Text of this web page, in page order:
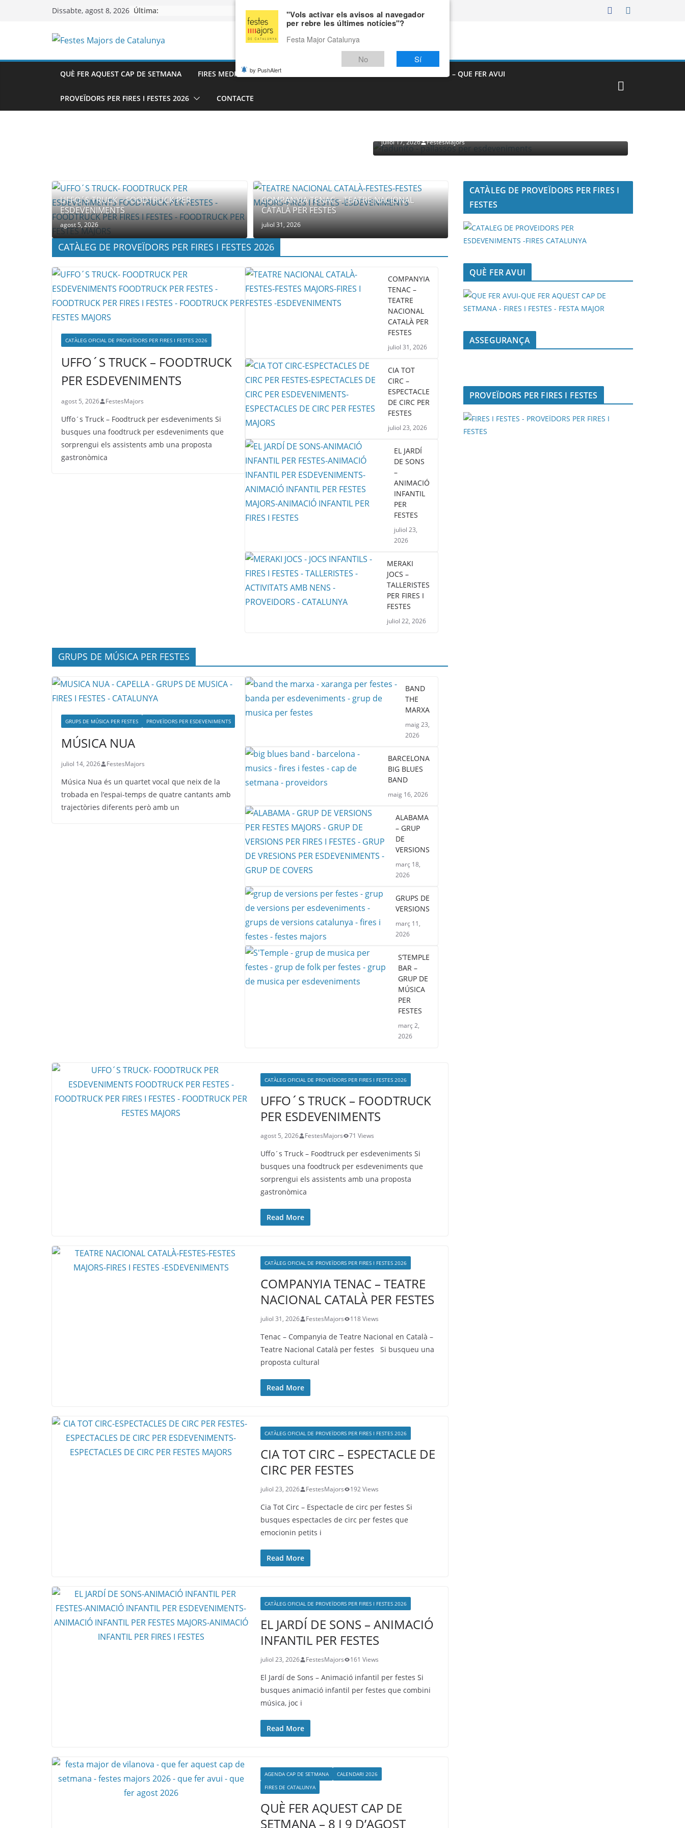
Dissabte, agost 8, 2026 Última:
QUÈ FER AQUEST CAP DE SETMANA FIRES MEDIEVALS – AGENDA DE FIRES MEDIEVALS 2026 FIRES I FESTES – QUE FER AVUI
PROVEÏDORS PER FIRES I FESTES 2026 CONTACTE
juliol 17, 2026 FestesMajors
UFFO´S TRUCK – FOODTRUCK PER
ESDEVENIMENTS
agost 5, 2026
COMPANYIA TENAC – TEATRE NACIONAL
CATALÀ PER FESTES
juliol 31, 2026
CATÀLEG DE PROVEÏDORS PER FIRES I FESTES 2026
CATÀLEG OFICIAL DE PROVEÏDORS PER FIRES I FESTES 2026
UFFO´S TRUCK – FOODTRUCK
PER ESDEVENIMENTS
agost 5, 2026 FestesMajors
Uffo´s Truck – Foodtruck per esdeveniments Si
busques una foodtruck per esdeveniments que
sorprengui els assistents amb una proposta
gastronòmica
COMPANYIA
TENAC –
TEATRE
NACIONAL
CATALÀ PER
FESTES
juliol 31, 2026
CIA TOT
CIRC –
ESPECTACLE
DE CIRC PER
FESTES
juliol 23, 2026
EL JARDÍ
DE SONS
–
ANIMACIÓ
INFANTIL
PER
FESTES
juliol 23,
2026
MERAKI
JOCS –
TALLERISTES
PER FIRES I
FESTES
juliol 22, 2026
GRUPS DE MÚSICA PER FESTES
GRUPS DE MÚSICA PER FESTES PROVEÏDORS PER ESDEVENIMENTS
MÚSICA NUA
juliol 14, 2026 FestesMajors
Música Nua és un quartet vocal que neix de la
trobada en l’espai-temps de quatre cantants amb
trajectòries diferents però amb un
BAND
THE
MARXA
maig 23,
2026
BARCELONA
BIG BLUES
BAND
maig 16, 2026
ALABAMA
– GRUP
DE
VERSIONS
març 18,
2026
GRUPS DE
VERSIONS
març 11,
2026
S’TEMPLE
BAR –
GRUP DE
MÚSICA
PER
FESTES
març 2,
2026
CATÀLEG OFICIAL DE PROVEÏDORS PER FIRES I FESTES 2026
UFFO´S TRUCK – FOODTRUCK
PER ESDEVENIMENTS
agost 5, 2026 FestesMajors 71 Views
Uffo´s Truck – Foodtruck per esdeveniments Si
busques una foodtruck per esdeveniments que
sorprengui els assistents amb una proposta
gastronòmica
Read More
CATÀLEG OFICIAL DE PROVEÏDORS PER FIRES I FESTES 2026
COMPANYIA TENAC – TEATRE
NACIONAL CATALÀ PER FESTES
juliol 31, 2026 FestesMajors 118 Views
Tenac – Companyia de Teatre Nacional en Català –
Teatre Nacional Català per festes Si busqueu una
proposta cultural
Read More
CATÀLEG OFICIAL DE PROVEÏDORS PER FIRES I FESTES 2026
CIA TOT CIRC – ESPECTACLE DE
CIRC PER FESTES
juliol 23, 2026 FestesMajors 192 Views
Cia Tot Circ – Espectacle de circ per festes Si
busques espectacles de circ per festes que
emocionin petits i
Read More
CATÀLEG OFICIAL DE PROVEÏDORS PER FIRES I FESTES 2026
EL JARDÍ DE SONS – ANIMACIÓ
INFANTIL PER FESTES
juliol 23, 2026 FestesMajors 161 Views
El Jardí de Sons – Animació infantil per festes Si
busques animació infantil per festes que combini
música, joc i
Read More
AGENDA CAP DE SETMANA
CALENDARI 2026
FIRES DE CATALUNYA
QUÈ FER AQUEST CAP DE
SETMANA – 8 I 9 D’AGOST
CATÀLEG DE PROVEÏDORS PER FIRES I
FESTES
QUÈ FER AVUI
ASSEGURANÇA
PROVEÏDORS PER FIRES I FESTES
"Vols activar els avisos al navegador
per rebre les últimes notícies"?
Festa Major Catalunya
No Sí
by PushAlert